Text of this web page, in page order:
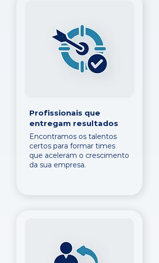
Profissionais que
entregam resultados
Encontramos os talentos
certos para formar times
que aceleram o crescimento
da sua empresa.